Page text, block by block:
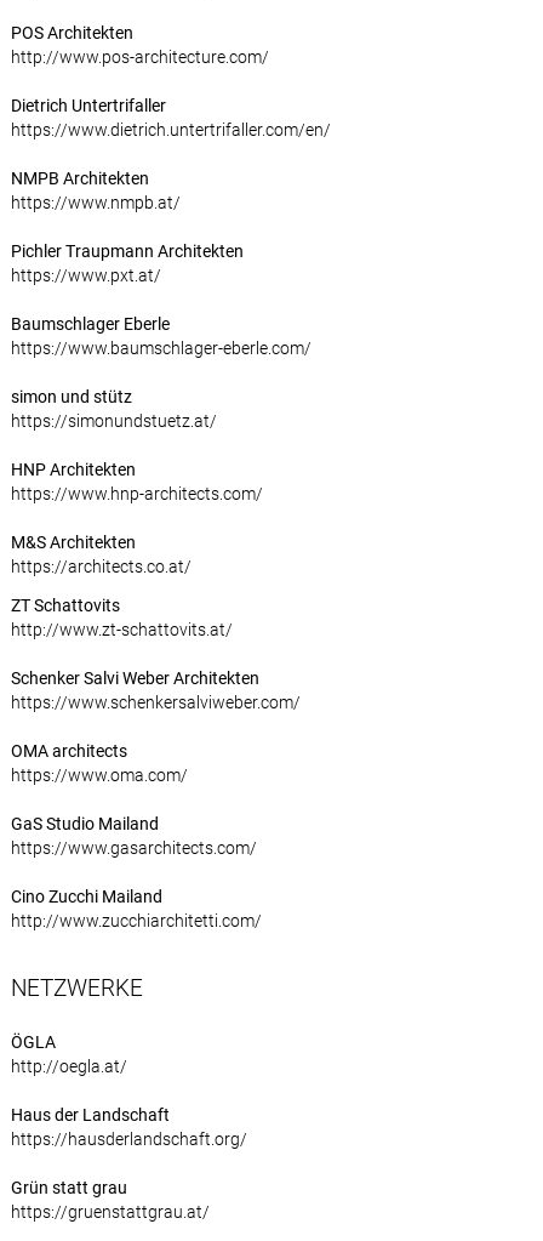
POS Architekten
http://www.pos-architecture.com/
Dietrich Untertrifaller
https://www.dietrich.untertrifaller.com/en/
NMPB Architekten
https://www.nmpb.at/
Pichler Traupmann Architekten
https://www.pxt.at/
Baumschlager Eberle
https://www.baumschlager-eberle.com/
simon und stütz
https://simonundstuetz.at/
HNP Architekten
https://www.hnp-architects.com/
M&S Architekten
https://architects.co.at/
ZT Schattovits
http://www.zt-schattovits.at/
Schenker Salvi Weber Architekten
https://www.schenkersalviweber.com/
OMA architects
https://www.oma.com/
GaS Studio Mailand
https://www.gasarchitects.com/
Cino Zucchi Mailand
http://www.zucchiarchitetti.com/
NETZWERKE
ÖGLA
http://oegla.at/
Haus der Landschaft
https://hausderlandschaft.org/
Grün statt grau
https://gruenstattgrau.at/